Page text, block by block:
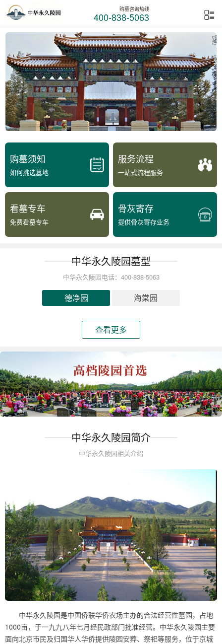
购墓咨询热线
400-838-5063
购墓须知
如何挑选墓地
服务流程
一站式流程服务
看墓专车
免费看墓专车
骨灰寄存
提供骨灰寄存业务
中华永久陵园墓型
中华永久陵园电话：400-838-5063
德净园 海棠园
查看更多
中华永久陵园简介
中华永久陵园相关介绍
中华永久陵园是中国侨联华侨农场主办的合法经营性墓园，占地
1000亩，于一九九八年七月经民政部门批准经营。中华永久陵园主要
面向北京市民及归国华人华侨提供陵园安葬、祭祀等服务，位于京城